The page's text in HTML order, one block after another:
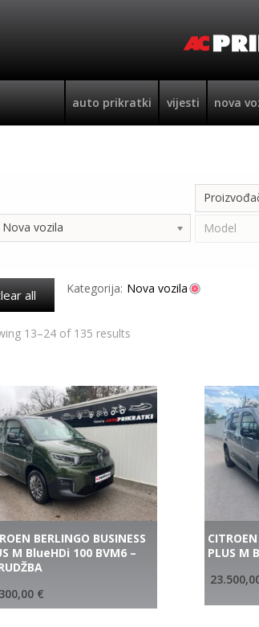
auto prikratki vijesti nova
Nova vozila
Model
all Kategorija: Nova vozila
13–24 of 135 results
BERLINGO BUSINESS
M BlueHDi 100 BVM6 –
€
PLUS M